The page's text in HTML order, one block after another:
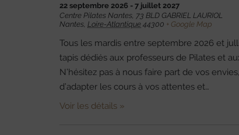
22 septembre 2026 - 7 juillet 2027
Centre Pilates Nantes, 73 BLD GABRIEL LAURIOL
Nantes Loire-Atlantique 44300 + Google Map
Tous les mardis entre septembre 2026 et
tapis dédiés aux professeurs de Pilates et
N’hésitez pas à nous faire part de vos
d’adapter les cours à vos attentes et…
Voir les détails »